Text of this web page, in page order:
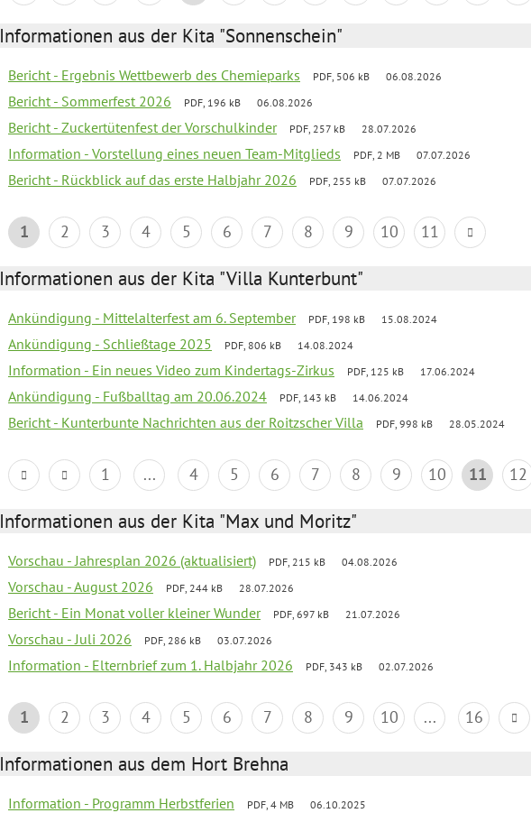
Informationen aus der Kita "Sonnenschein"
Bericht - Ergebnis Wettbewerb des Chemieparks PDF, 506 kB 06.08.2026
Bericht - Sommerfest 2026 PDF, 196 kB 06.08.2026
Bericht - Zuckertütenfest der Vorschulkinder PDF, 257 kB 28.07.2026
Information - Vorstellung eines neuen Team-Mitglieds PDF, 2 MB 07.07.2026
Bericht - Rückblick auf das erste Halbjahr 2026 PDF, 255 kB 07.07.2026
1 2 3 4 5 6 7 8 9 10 11
Informationen aus der Kita "Villa Kunterbunt"
Ankündigung - Mittelalterfest am 6. September PDF, 198 kB 15.08.2024
Ankündigung - Schließtage 2025 PDF, 806 kB 14.08.2024
Information - Ein neues Video zum Kindertags-Zirkus PDF, 125 kB 17.06.2024
Ankündigung - Fußballtag am 20.06.2024 PDF, 143 kB 14.06.2024
Bericht - Kunterbunte Nachrichten aus der Roitzscher Villa PDF, 998 kB 28.05.2024
1 ... 4 5 6 7 8 9 10 11 12
Informationen aus der Kita "Max und Moritz"
Vorschau - Jahresplan 2026 (aktualisiert) PDF, 215 kB 04.08.2026
Vorschau - August 2026 PDF, 244 kB 28.07.2026
Bericht - Ein Monat voller kleiner Wunder PDF, 697 kB 21.07.2026
Vorschau - Juli 2026 PDF, 286 kB 03.07.2026
Information - Elternbrief zum 1. Halbjahr 2026 PDF, 343 kB 02.07.2026
1 2 3 4 5 6 7 8 9 10 ... 16
Informationen aus dem Hort Brehna
Information - Programm Herbstferien PDF, 4 MB 06.10.2025